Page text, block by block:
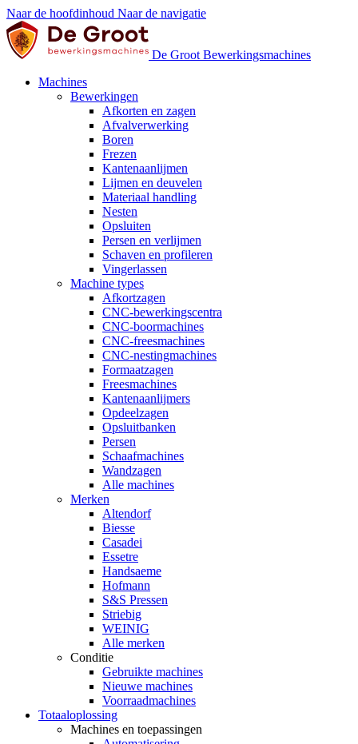
Naar de hoofdinhoud Naar de navigatie
De Groot Bewerkingsmachines
Machines
Bewerkingen
Afkorten en zagen
Afvalverwerking
Boren
Frezen
Kantenaanlijmen
Lijmen en deuvelen
Materiaal handling
Nesten
Opsluiten
Persen en verlijmen
Schaven en profileren
Vingerlassen
Machine types
Afkortzagen
CNC-bewerkingscentra
CNC-boormachines
CNC-freesmachines
CNC-nestingmachines
Formaatzagen
Freesmachines
Kantenaanlijmers
Opdeelzagen
Opsluitbanken
Persen
Schaafmachines
Wandzagen
Alle machines
Merken
Altendorf
Biesse
Casadei
Essetre
Handsaeme
Hofmann
S&S Pressen
Striebig
WEINIG
Alle merken
Conditie
Gebruikte machines
Nieuwe machines
Voorraadmachines
Totaaloplossing
Machines en toepassingen